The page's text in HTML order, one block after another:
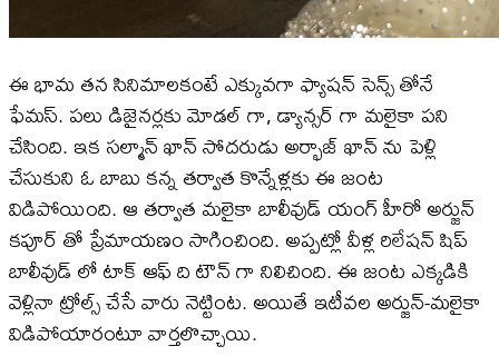
ఈ భామ తన సినిమాలకంటే ఎక్కువగా ఫ్యాషన్ సెన్స్ తోనే
ఫేమస్. పలు డిజైనర్లకు మోడల్ గా, డ్యాన్సర్ గా మలైకా పని
చేసింది. ఇక సల్మాన్ ఖాన్ సోదరుడు అర్భాజ్ ఖాన్ ను పెళ్లి
చేసుకుని ఓ బాబు కన్న తర్వాత కొన్నేళ్లకు ఈ జంట
విడిపోయింది. ఆ తర్వాత మలైకా బాలీవుడ్ యంగ్ హీరో అర్జున్
కపూర్ తో ప్రేమాయణం సాగించింది. అప్పట్లో వీళ్ల రిలేషన్ షిప్
బాలీవుడ్ లో టాక్ ఆఫ్ ది టౌన్ గా నిలిచింది. ఈ జంట ఎక్కడికి
వెళ్లినా ట్రోల్స్ చేసే వారు నెట్టింట. అయితే ఇటీవల అర్జున్-మలైకా
విడిపోయారంటూ వార్తలొచ్చాయి.